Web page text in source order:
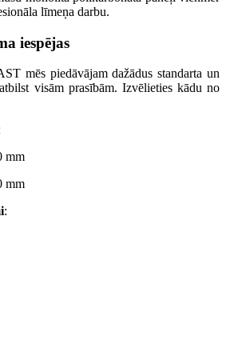
līmeņa darbu.
iespējas
mēs piedāvājam dažādus standarta un
visām prasībām. Izvēlieties kādu no
mm
mm
: